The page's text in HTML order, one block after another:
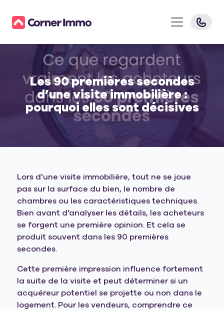
Les 90 premières secondes
d’une visite immobilière :
pourquoi elles sont décisives
Lors d’une visite immobilière, tout ne se joue
pas sur la surface du bien, le nombre de
chambres ou les caractéristiques techniques.
Bien avant d’analyser les détails, les acheteurs
se forgent une première opinion. Et cela se
produit souvent dans les 90 premières
secondes.
Cette première impression influence fortement
la suite de la visite et peut déterminer si un
acquéreur potentiel se projette ou non dans le
logement. Pour les vendeurs, comprendre ce